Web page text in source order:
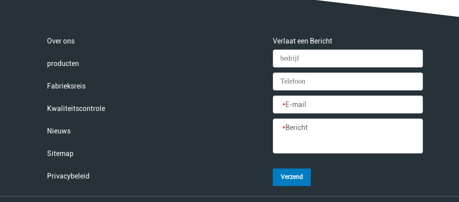
Over ons
producten
Fabrieksreis
Kwaliteitscontrole
Nieuws
Sitemap
Privacybeleid
Verlaat een Bericht
*E-mail
*Bericht
Verzend